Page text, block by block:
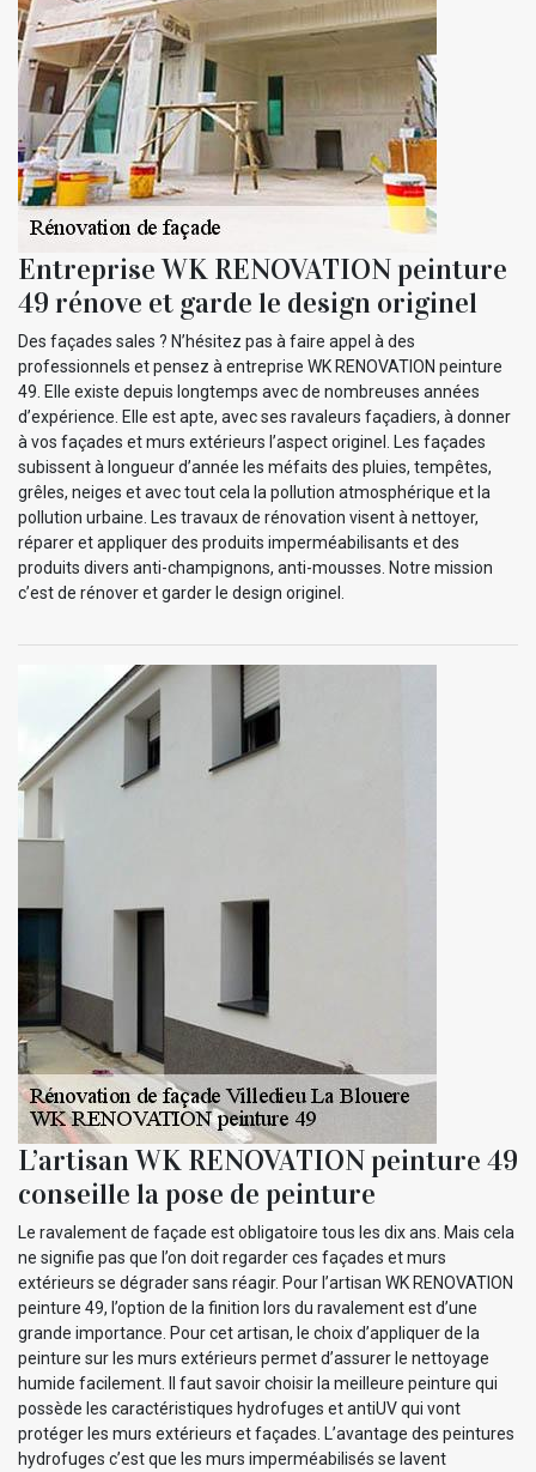
Entreprise WK RENOVATION peinture
49 rénove et garde le design originel
Des façades sales ? N’hésitez pas à faire appel à des
professionnels et pensez à entreprise WK RENOVATION peinture
49. Elle existe depuis longtemps avec de nombreuses années
d’expérience. Elle est apte, avec ses ravaleurs façadiers, à donner
à vos façades et murs extérieurs l’aspect originel. Les façades
subissent à longueur d’année les méfaits des pluies, tempêtes,
grêles, neiges et avec tout cela la pollution atmosphérique et la
pollution urbaine. Les travaux de rénovation visent à nettoyer,
réparer et appliquer des produits imperméabilisants et des
produits divers anti-champignons, anti-mousses. Notre mission
c’est de rénover et garder le design originel.
L’artisan WK RENOVATION peinture 49
conseille la pose de peinture
Le ravalement de façade est obligatoire tous les dix ans. Mais cela
ne signifie pas que l’on doit regarder ces façades et murs
extérieurs se dégrader sans réagir. Pour l’artisan WK RENOVATION
peinture 49, l’option de la finition lors du ravalement est d’une
grande importance. Pour cet artisan, le choix d’appliquer de la
peinture sur les murs extérieurs permet d’assurer le nettoyage
humide facilement. Il faut savoir choisir la meilleure peinture qui
possède les caractéristiques hydrofuges et antiUV qui vont
protéger les murs extérieurs et façades. L’avantage des peintures
hydrofuges c’est que les murs imperméabilisés se lavent